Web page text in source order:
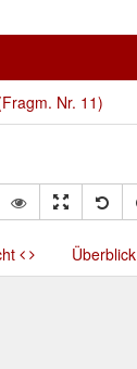
Nr. 11)
Überblick